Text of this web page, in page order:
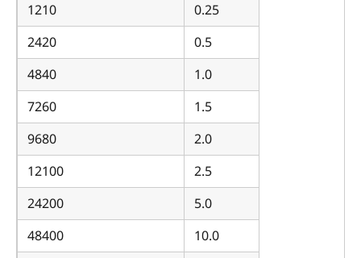
1210
0.25
2420
0.5
4840
1.0
7260
1.5
9680
2.0
12100
2.5
24200
5.0
48400
10.0